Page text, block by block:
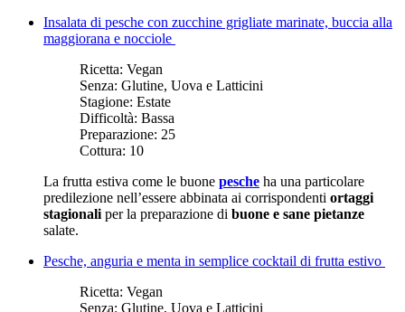
Insalata di pesche con zucchine grigliate marinate, buccia alla
maggiorana e nocciole
Ricetta: Vegan
Senza: Glutine, Uova e Latticini
Stagione: Estate
Difficoltà: Bassa
Preparazione: 25
Cottura: 10
La frutta estiva come le buone pesche ha una particolare
predilezione nell’essere abbinata ai corrispondenti ortaggi
stagionali per la preparazione di buone e sane pietanze
salate.
Pesche, anguria e menta in semplice cocktail di frutta estivo
Ricetta: Vegan
Senza: Glutine, Uova e Latticini